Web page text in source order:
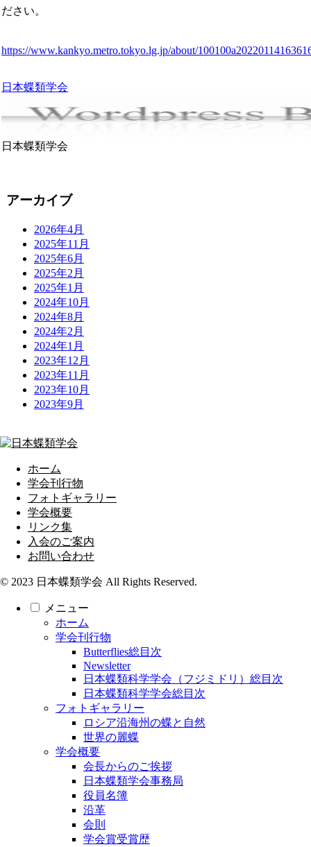
ださい。
https://www.kankyo.metro.tokyo.lg.jp/about/
日本蝶類学会
日本蝶類学会
アーカイブ
2026年4月
2025年11月
2025年6月
2025年2月
2025年1月
2024年10月
2024年8月
2024年2月
2024年1月
2023年12月
2023年11月
2023年10月
2023年9月
ホーム
学会刊行物
フォトギャラリー
学会概要
リンク集
入会のご案内
お問い合わせ
© 2023 日本蝶類学会 All Rights Reserved.
メニュー
ホーム
学会刊行物
Butterflies総目次
Newsletter
日本蝶類科学学会（フジミドリ）総目次
日本蝶類科学学会総目次
フォトギャラリー
ロシア沿海州の蝶と自然
世界の麗蝶
学会概要
会長からのご挨拶
日本蝶類学会事務局
役員名簿
沿革
会則
学会賞受賞歴